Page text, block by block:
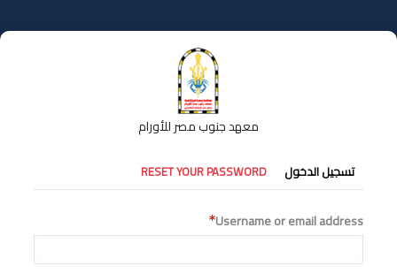
إلى
المحتوى
معهد جنوب مصر للأورام
التبويبات
الأساسية
تسجيل الدخول RESET YOUR PASSWORD
Username or email address